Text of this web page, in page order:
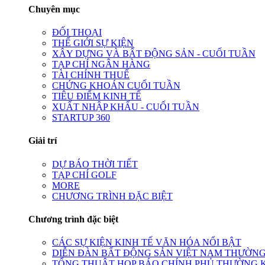
Chuyên mục
ĐỐI THOẠI
THẾ GIỚI SỰ KIỆN
XÂY DỰNG VÀ BẤT ĐỘNG SẢN - CUỐI TUẦN
TẠP CHÍ NGÂN HÀNG
TÀI CHÍNH THUẾ
CHỨNG KHOÁN CUỐI TUẦN
TIÊU ĐIỂM KINH TẾ
XUẤT NHẬP KHẨU - CUỐI TUẦN
STARTUP 360
Giải trí
DỰ BÁO THỜI TIẾT
TẠP CHÍ GOLF
MORE
CHƯƠNG TRÌNH ĐẶC BIỆT
Chương trình đặc biệt
CÁC SỰ KIỆN KINH TẾ VĂN HÓA NỔI BẬT
DIỄN ĐÀN BẤT ĐỘNG SẢN VIỆT NAM